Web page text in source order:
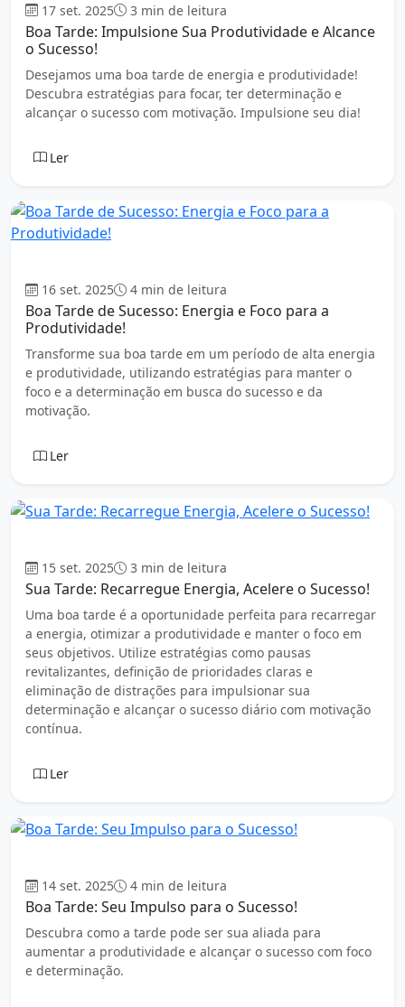
17 set. 2025 3 min de leitura
Boa Tarde: Impulsione Sua Produtividade e Alcance
o Sucesso!
Desejamos uma boa tarde de energia e produtividade!
Descubra estratégias para focar, ter determinação e
alcançar o sucesso com motivação. Impulsione seu dia!
Ler
16 set. 2025 4 min de leitura
Boa Tarde de Sucesso: Energia e Foco para a
Produtividade!
Transforme sua boa tarde em um período de alta energia
e produtividade, utilizando estratégias para manter o
foco e a determinação em busca do sucesso e da
motivação.
Ler
15 set. 2025 3 min de leitura
Sua Tarde: Recarregue Energia, Acelere o Sucesso!
Uma boa tarde é a oportunidade perfeita para recarregar
a energia, otimizar a produtividade e manter o foco em
seus objetivos. Utilize estratégias como pausas
revitalizantes, definição de prioridades claras e
eliminação de distrações para impulsionar sua
determinação e alcançar o sucesso diário com motivação
contínua.
Ler
14 set. 2025 4 min de leitura
Boa Tarde: Seu Impulso para o Sucesso!
Descubra como a tarde pode ser sua aliada para
aumentar a produtividade e alcançar o sucesso com foco
e determinação.